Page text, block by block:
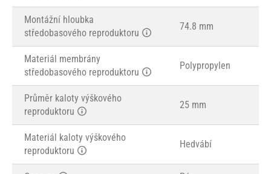
Montážní hloubka
středobasového reproduktoru
74.8 mm
Materiál membrány
středobasového reproduktoru
Polypropylen
Průměr kaloty výškového
reproduktoru
25 mm
Materiál kaloty výškového
reproduktoru
Hedvábí